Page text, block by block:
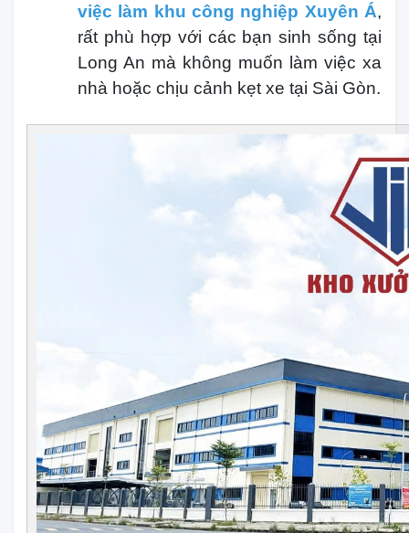
việc làm khu công nghiệp Xuyên Á,
rất phù hợp với các bạn sinh sống tại
Long An mà không muốn làm việc xa
nhà hoặc chịu cảnh kẹt xe tại Sài Gòn.